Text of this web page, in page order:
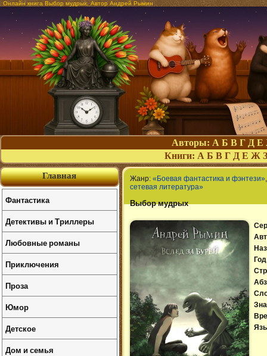
Онлайн книга Выбор мудрых. Автор Андрей Рымин
Авторы: А Б В Г Д Е
Книги: А Б В Г Д Е Ж З
Жанр: «Боевая фантастика и фэнтези»
сетевая литература»
Выбор мудрых
Главная
Фантастика
Детективы и Триллеры
Любовные романы
Приключения
Проза
Юмор
Детское
Дом и семья